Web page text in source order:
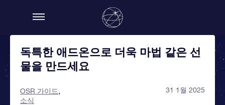
독특한 애드온으로 더욱 마법 같은 선
물을 만드세요
OSR 가이드
소식
31 1월 2025